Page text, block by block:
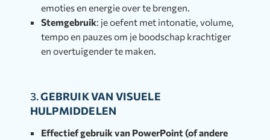
emoties en energie over te brengen.
Stemgebruik: je oefent met intonatie, volume,
tempo en pauzes om je boodschap krachtiger
en overtuigender te maken.
3.GEBRUIK VAN VISUELE
HULPMIDDELEN
Effectief gebruik van PowerPoint (of andere